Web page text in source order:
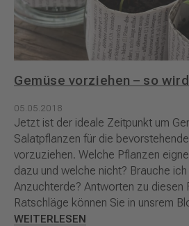
Gemüse vorziehen – so
05.05.2018
Jetzt ist der ideale Zeitpunkt um
Salatpflanzen für die
vorzuziehen. Welche Pflanzen
dazu und welche nicht? Brauche
Anzuchterde? Antworten zu diesen
Ratschläge können Sie in unsrem
WEITERLESEN